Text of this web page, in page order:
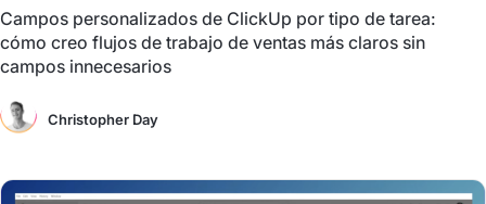
Campos personalizados de ClickUp por tipo de tarea:
cómo creo flujos de trabajo de ventas más claros sin
campos innecesarios
Christopher Day